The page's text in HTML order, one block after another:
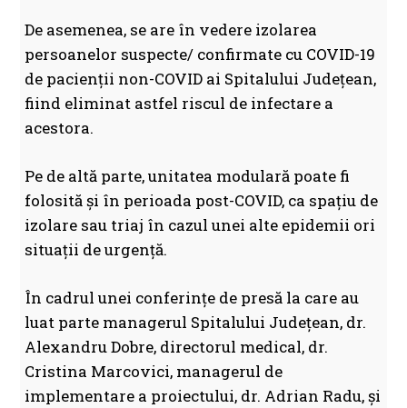
De asemenea, se are în vedere izolarea
persoanelor suspecte/ confirmate cu COVID-19
de pacienții non-COVID ai Spitalului Județean,
fiind eliminat astfel riscul de infectare a
acestora.
Pe de altă parte, unitatea modulară poate fi
folosită și în perioada post-COVID, ca spațiu de
izolare sau triaj în cazul unei alte epidemii ori
situații de urgență.
În cadrul unei conferințe de presă la care au
luat parte managerul Spitalului Județean, dr.
Alexandru Dobre, directorul medical, dr.
Cristina Marcovici, managerul de
implementare a proiectului, dr. Adrian Radu, și